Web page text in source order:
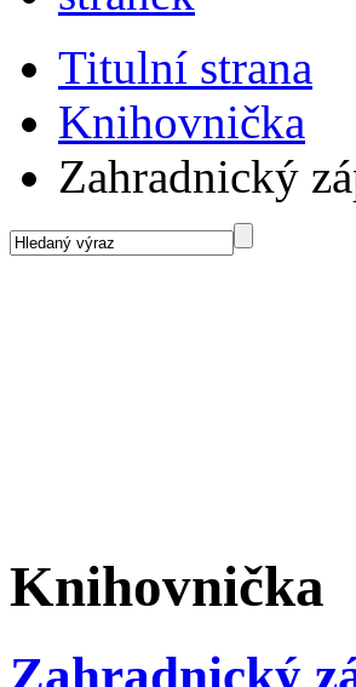
Titulní strana
Knihovnička
Zahradnický
Knihovnička
Zahradnický